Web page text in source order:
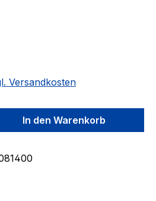
Versandkosten
Gib den
In den Warenkorb